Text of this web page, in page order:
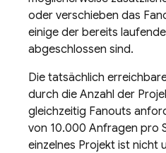
oder verschieben das
einige der bereits
abgeschlossen sind.
Die tatsächlich
durch die Anzahl der
gleichzeitig Fanouts
von 10.000 Anfragen pro
einzelnes Projekt ist nicht